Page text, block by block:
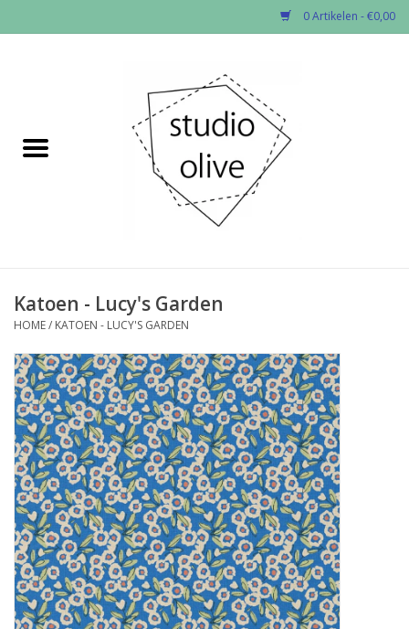
0 Artikelen - €0,00
✂︎Nieuw
Fournituren
Workshops
Diy pakketten
Studio Olive inspireert....
Katoen - Lucy's Garden
HOME/ KATOEN - LUCY'S GARDEN